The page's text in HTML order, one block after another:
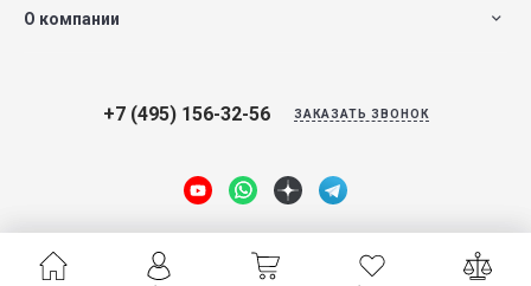
О компании
+7 (495) 156-32-56 ЗАКАЗАТЬ ЗВОНОК